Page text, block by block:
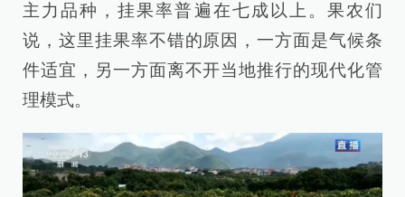
主力品种，挂果率普遍在七成以上。果农们
说，这里挂果率不错的原因，一方面是气候条
件适宜，另一方面离不开当地推行的现代化管
理模式。